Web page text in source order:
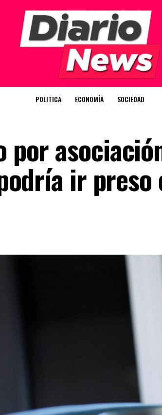
POLITICA ECONOMÍA SOCIEDAD
por
ir preso